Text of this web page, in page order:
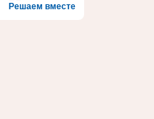
Решаем вместе